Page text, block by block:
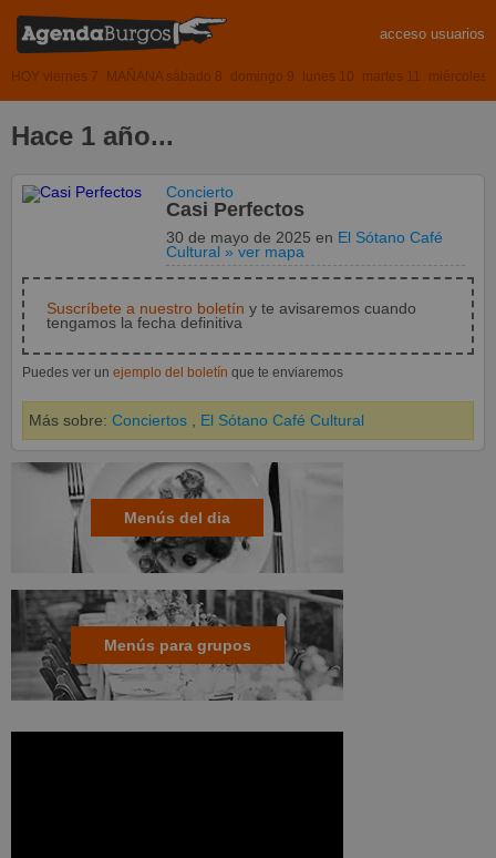
acceso usuarios
HOY viernes 7 MAÑANA sábado 8 domingo 9 lunes 10 martes 11 miércoles
Hace 1 año...
Concierto
Casi Perfectos
30 de mayo de 2025en El Sótano Café
Cultural » ver mapa
Suscríbete a nuestro boletín y te avisaremos cuando
tengamos la fecha definitiva
Puedes ver un ejemplo del boletín que te enviaremos
Más sobre: Conciertos El Sótano Café Cultural
Menús del dia
Menús para grupos